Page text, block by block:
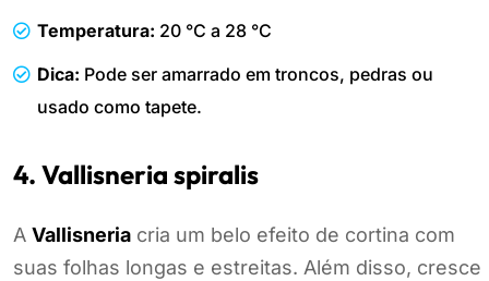
Temperatura: 20 °C a 28 °C
Dica: Pode ser amarrado em troncos, pedras ou
usado como tapete.
4. Vallisneria spiralis
A Vallisneria cria um belo efeito de cortina com
suas folhas longas e estreitas. Além disso, cresce